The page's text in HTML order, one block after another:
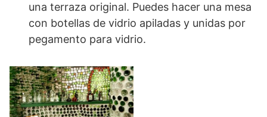
una terraza original. Puedes hacer una mesa
con botellas de vidrio apiladas y unidas por
pegamento para vidrio.